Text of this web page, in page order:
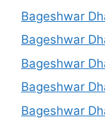
Bageshwar
Bageshwar
Bageshwar
Bageshwar
Bageshwar